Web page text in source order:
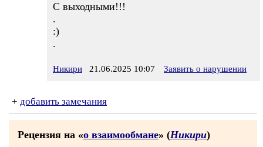
С выходными!!!
.
:)
.
Никири 21.06.2025 10:07 Заявить о нарушении
+ добавить замечания
Рецензия на «о взаимообмане» (Никири)